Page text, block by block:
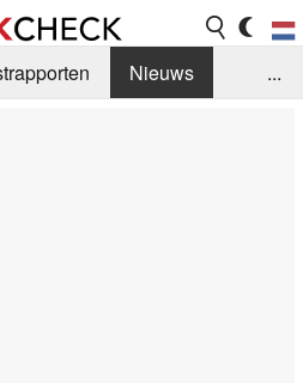
Nieuws
...